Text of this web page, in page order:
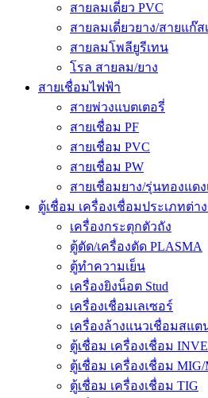
สายลมเดี่ยว PVC
สายลมเดี่ยวยาง/สายแก๊ส
สายลมโพลียูรีเทน
โรล สายลม/ยาง
สายเชื่อมไฟฟ้า
สายพ่วงแบตเตอรี่
สายเชื่อม PF
สายเชื่อม PVC
สายเชื่อม PW
สายเชื่อมยาง/รุ่นทองแดง
ตู้เชื่อม เครื่องเชื่อมประเภทต่า
เครื่องกระตุกตัวถัง
ตู้ตัด/เครื่องตัด PLASMA
ตู้ทำความเย็น
เครื่องยิงน็อต Stud
เครื่องเชื่อมเลเซอร์
เครื่องล้างแนวเชื่อมสแต
ตู้เชื่อม เครื่องเชื่อม
ตู้เชื่อม เครื่องเชื่อม MIG/
ตู้เชื่อม เครื่องเชื่อม TIG